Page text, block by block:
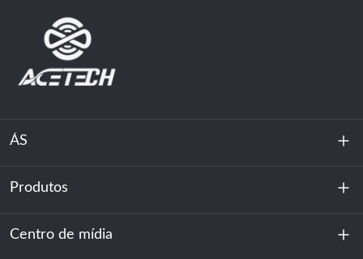
ÁS
Sobre nós
Sustentabilidade
Produtos
Armazenamento de energia
Centro de mídia